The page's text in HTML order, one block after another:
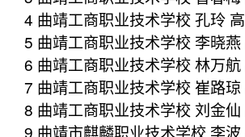
4 曲靖工商职业技术学校 孔玲
5 曲靖工商职业技术学校 李晓
6 曲靖工商职业技术学校 林万
7 曲靖工商职业技术学校 崔路
8 曲靖工商职业技术学校 刘金
9 曲靖市麒麟职业技术学校 李